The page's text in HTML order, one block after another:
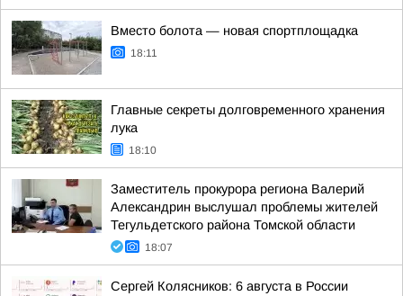
Вместо болота — новая спортплощадка
18:11
Главные секреты долговременного хранения
лука
18:10
Заместитель прокурора региона Валерий
Александрин выслушал проблемы жителей
Тегульдетского района Томской области
18:07
Сергей Колясников: 6 августа в России